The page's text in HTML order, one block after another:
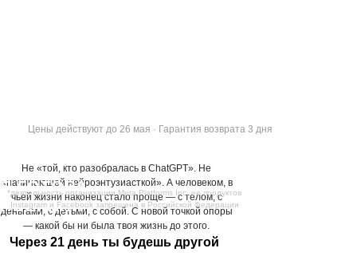
Не «той, кто разобралась в ChatGPT». Не
«начинающей нейроэнтузиасткой». А человеком, в
чьей жизни наконец стало проще — с телом, с
деньгами, с детьми, с собой. С новой точкой опоры
— какой бы ни была твоя жизнь до этого.
Через 21 день ты будешь другой
Я ГОТОВА.
ПОЕХАЛИ
Цены действуют до 26 мая · Гарантия возврата 3 дня
*деятельность организации Meta Platforms Inc, ее продуктов
Instagram и Facebook запрещена в Российской Федерации